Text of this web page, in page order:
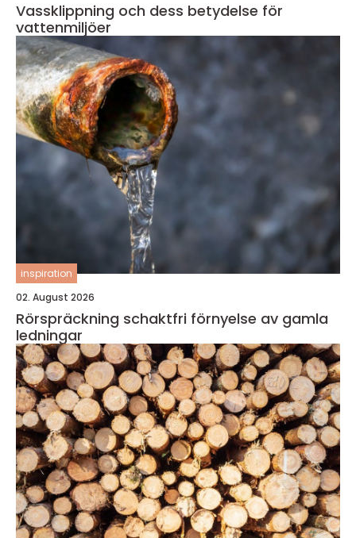
Vassklippning och dess betydelse för
vattenmiljöer
inspiration
02. August 2026
Rörspräckning schaktfri förnyelse av gamla
ledningar